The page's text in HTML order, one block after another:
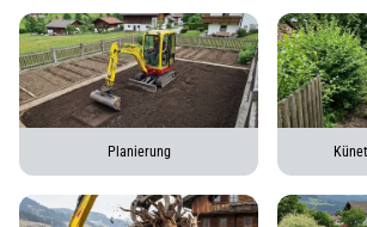
Planierung